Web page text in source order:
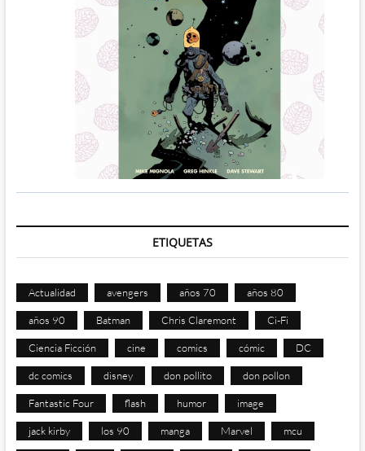
ETIQUETAS
Actualidad avengers años 70 años 80
años 90 Batman Chris Claremont Ci-Fi
Ciencia Ficción cine comics cómic DC
dc comics disney don pollito don pollon
Fantastic Four flash humor image
jack kirby los 90 manga Marvel mcu